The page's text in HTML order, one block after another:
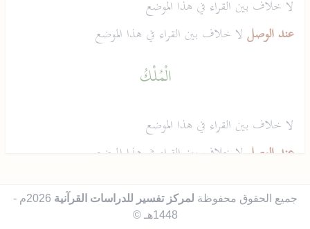
لا خلاف بين القراء في هذا الموضع
عند الوصللا خلاف بين القراء في هذا الموضع
الْمُلْكُ
لا خلاف بين القراء في هذا الموضع
عند الوصل لا خلاف بين القراء في هذا الموضع
الْيَوْمَ جميع الحقوق محفوظة لمركز تفسير للدراسات القرآنية
2026م -
1448هـ ©